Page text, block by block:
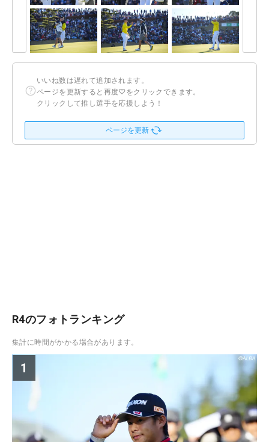
いいね数は遅れて追加されます。
ページを更新すると再度♡をクリックできます。
クリックして推し選手を応援しよう！
ページを更新
R4のフォトランキング
集計に時間がかかる場合があります。
1